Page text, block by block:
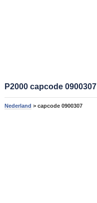
P2000 capcode 0900307
Nederland > capcode 0900307